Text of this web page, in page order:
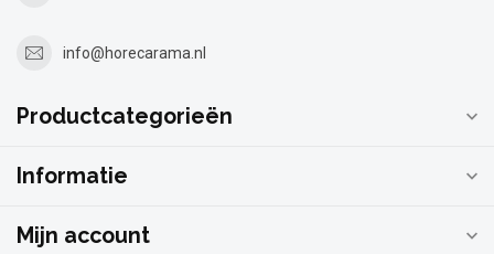
info@horecarama.nl
Productcategorieën
Informatie
Mijn account